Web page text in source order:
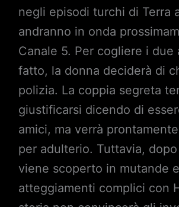
negli episodi turchi di Terra
andranno in onda
Canale 5. Per cogliere i due
fatto, la donna deciderà di
polizia. La coppia segreta
giustificarsi dicendo di
amici, ma verrà
per adulterio. Tuttavia,
viene scoperto in mutande
atteggiamenti complici con